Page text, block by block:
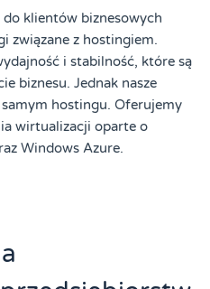
klientów biznesowych
związane z hostingiem.
i stabilność, które są
biznesu. Jednak nasze
hostingu. Oferujemy
wirtualizacji oparte o
Windows Azure.